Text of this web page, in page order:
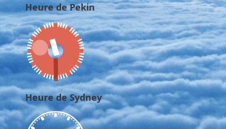
Heure de Pekin
Heure de Sydney